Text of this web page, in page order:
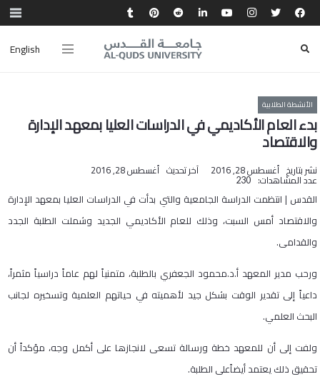
English
الأنشطة الطلابية
بدء العام الأكاديمي في الدراسات العليا بمعهد الإدارة
والاقتصاد
نشر بتاريخ أغسطس 28, 2016 آخر تحديث أغسطس 28, 2016
عدد المشاهدات: 230
القدس | انتظمت الدراسة الجامعية والتي بدأت في الدراسات العليا بمعهد الإدارة
والاقتصاد أمس السبت، وذلك للعام الأكاديمي الجديد وشملت الطلبة الجدد
والقدامى.
ورحب مدير المعهد أ.د.محمود الجعفري بالطلبة، متمنياً لهم عاماً دراسياً مثمراً،
داعياً إلى تقدير الوقت بشكل جيد لأهميته في حياتهم العلمية وتسخيره لجانب
البحث العلمي.
ولفت إلى أن للمعهد خطة ورسالة تسعى لانجازها على أكمل وجه، مؤكداً أن
تحقيق ذلك يعتمد أيضاًعلى الطلبة.